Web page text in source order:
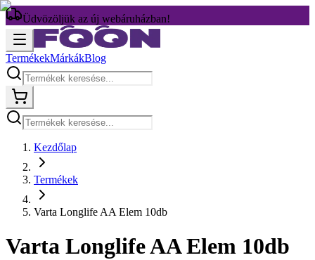
Üdvözöljük az új webáruházban!
TermékekMárkákBlog
Kezdőlap
Termékek
Varta Longlife AA Elem 10db
Varta Longlife AA Elem 10db